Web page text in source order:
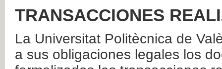
TRANSACCIONES
La Universitat Politècnica de
a sus obligaciones legales los